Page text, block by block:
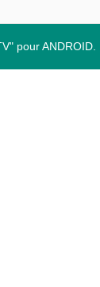
pour ANDROID.